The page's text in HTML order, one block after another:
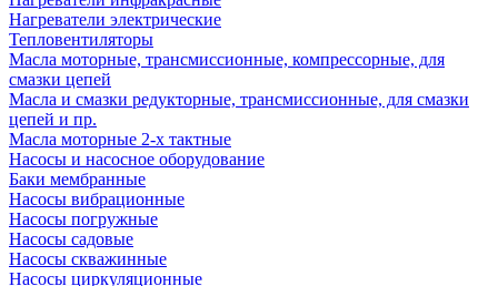
Нагреватели электрические
Тепловентиляторы
Масла моторные, трансмиссионные, компрессорные, для
смазки цепей
Масла и смазки редукторные, трансмиссионные, для смазки
цепей и пр.
Масла моторные 2-х тактные
Насосы и насосное оборудование
Баки мембранные
Насосы вибрационные
Насосы погружные
Насосы садовые
Насосы скважинные
Насосы циркуляционные